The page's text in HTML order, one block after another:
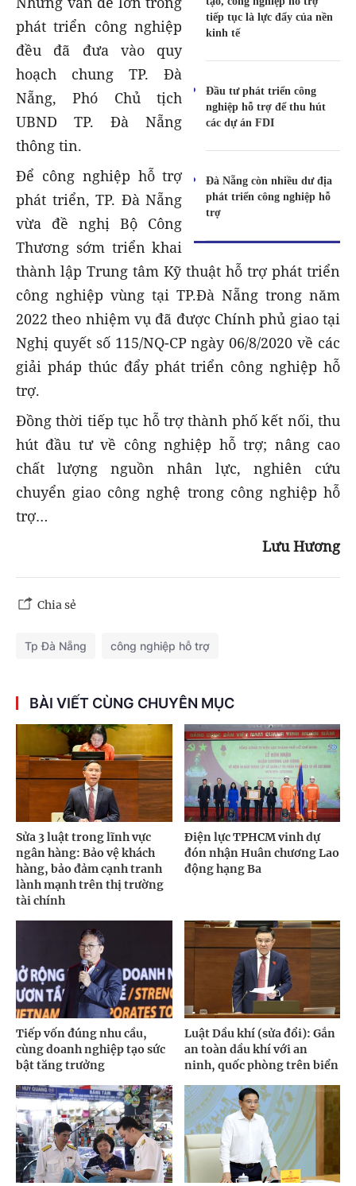
tiếp tục là lực đẩy của nền
kinh tế
Đầu tư phát triển công
nghiệp hỗ trợ để thu hút
các dự án FDI
Đà Nẵng còn nhiều dư địa
phát triển công nghiệp hỗ
trợ
phát triển công nghiệp
đều đã đưa vào quy
hoạch chung TP. Đà
Nẵng, Phó Chủ tịch
UBND TP. Đà Nẵng
thông tin.
Để công nghiệp hỗ trợ
phát triển, TP. Đà Nẵng
vừa đề nghị Bộ Công
Thương sớm triển khai
thành lập Trung tâm Kỹ thuật hỗ trợ phát triển
công nghiệp vùng tại TP.Đà Nẵng trong năm
2022 theo nhiệm vụ đã được Chính phủ giao tại
Nghị quyết số 115/NQ-CP ngày 06/8/2020 về các
giải pháp thúc đẩy phát triển công nghiệp hỗ
trợ.
Đồng thời tiếp tục hỗ trợ thành phố kết nối, thu
hút đầu tư về công nghiệp hỗ trợ; nâng cao
chất lượng nguồn nhân lực, nghiên cứu
chuyển giao công nghệ trong công nghiệp hỗ
trợ…
Lưu Hương
Chia sẻ
Tp Đà Nẵng công nghiệp hỗ trợ
BÀI VIẾT CÙNG CHUYÊN MỤC
Sửa 3 luật trong lĩnh vực
ngân hàng: Bảo vệ khách
hàng, bảo đảm cạnh tranh
lành mạnh trên thị trường
tài chính
Điện lực TPHCM vinh dự
đón nhận Huân chương Lao
động hạng Ba
Tiếp vốn đúng nhu cầu,
cùng doanh nghiệp tạo sức
bật tăng trưởng
Luật Dầu khí (sửa đổi): Gắn
an toàn dầu khí với an
ninh, quốc phòng trên biển